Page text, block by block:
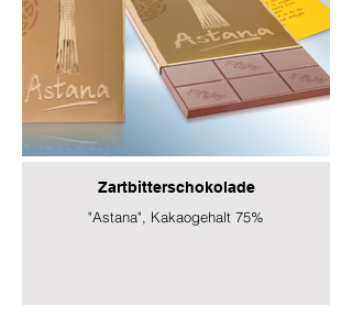
Zartbitterschokolade
"Astana", Kakaogehalt 75%